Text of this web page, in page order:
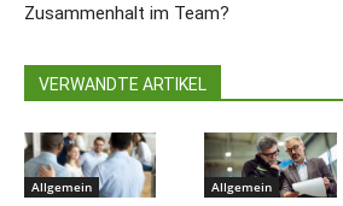
Zusammenhalt im Team?
VERWANDTE ARTIKEL
Allgemein Allgemein